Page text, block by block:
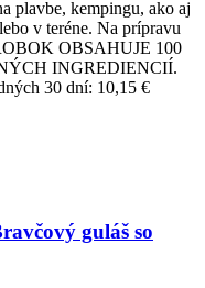
plavbe, kempingu, ako aj
v teréne. Na prípravu
OBSAHUJE 100
INGREDIENCIÍ.
30 dní: 10,15 €
guláš so